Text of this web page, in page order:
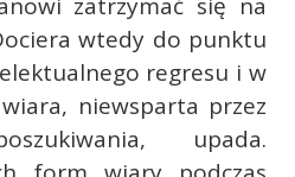
wtedy do punktu
regresu i w
niewsparta przez
upada.